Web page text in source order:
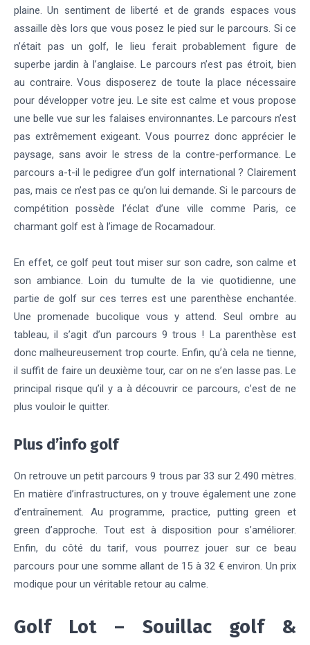
plaine. Un sentiment de liberté et de grands espaces vous
assaille dès lors que vous posez le pied sur le parcours. Si ce
n’était pas un golf, le lieu ferait probablement figure de
superbe jardin à l’anglaise. Le parcours n’est pas étroit, bien
au contraire. Vous disposerez de toute la place nécessaire
pour développer votre jeu. Le site est calme et vous propose
une belle vue sur les falaises environnantes. Le parcours n’est
pas extrêmement exigeant. Vous pourrez donc apprécier le
paysage, sans avoir le stress de la contre-performance. Le
parcours a-t-il le pedigree d’un golf international ? Clairement
pas, mais ce n’est pas ce qu’on lui demande. Si le parcours de
compétition possède l’éclat d’une ville comme Paris, ce
charmant golf est à l’image de Rocamadour.
En effet, ce golf peut tout miser sur son cadre, son calme et
son ambiance. Loin du tumulte de la vie quotidienne, une
partie de golf sur ces terres est une parenthèse enchantée.
Une promenade bucolique vous y attend. Seul ombre au
tableau, il s’agit d’un parcours 9 trous ! La parenthèse est
donc malheureusement trop courte. Enfin, qu’à cela ne tienne,
il suffit de faire un deuxième tour, car on ne s’en lasse pas. Le
principal risque qu’il y a à découvrir ce parcours, c’est de ne
plus vouloir le quitter.
Plus d’info golf
On retrouve un petit parcours 9 trous par 33 sur 2.490 mètres.
En matière d’infrastructures, on y trouve également une zone
d’entraînement. Au programme, practice, putting green et
green d’approche. Tout est à disposition pour s’améliorer.
Enfin, du côté du tarif, vous pourrez jouer sur ce beau
parcours pour une somme allant de 15 à 32 € environ. Un prix
modique pour un véritable retour au calme.
Golf Lot – Souillac golf &